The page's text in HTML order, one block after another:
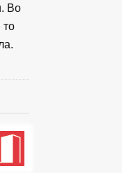
Во
то